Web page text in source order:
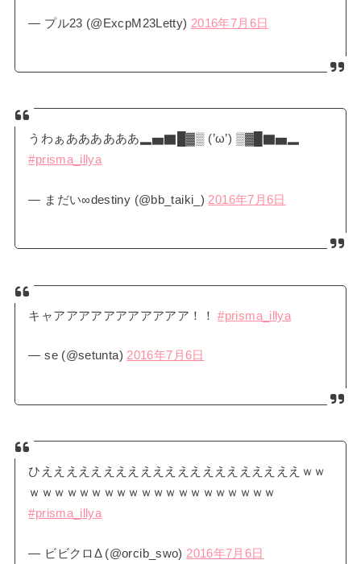
— プル23 (@ExcpM23Letty) 2016年7月6日
うわぁああああああ▂▅▇█▓▒ (’ω’) ▒▓█▇▅▂
#prisma_illya
— まだい∞destiny (@bb_taiki_) 2016年7月6日
キャアアアアアアアアアアア！！#prisma_illya
— se (@setunta)2016年7月6日
ひえええええええええええええええええええええｗｗ
ｗｗｗｗｗｗｗｗｗｗｗｗｗｗｗｗｗｗｗｗ
#prisma_illya
— ビビクロΔ (@orcib_swo) 2016年7月6日